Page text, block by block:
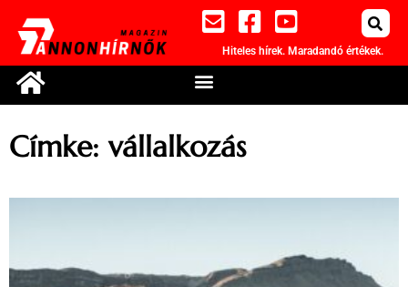
Hiteles hírek. Maradandó értékek.
Címke: vállalkozás